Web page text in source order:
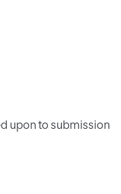
upon to submission